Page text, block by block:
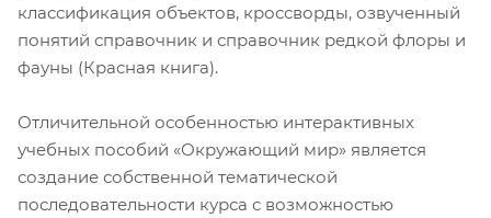
классификация объектов, кроссворды, озвученный
понятий справочник и справочник редкой флоры и
фауны (Красная книга).
Отличительной особенностью интерактивных
учебных пособий «Окружающий мир» является
создание собственной тематической
последовательности курса с возможностью